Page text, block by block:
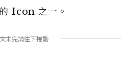
Icon 之一。